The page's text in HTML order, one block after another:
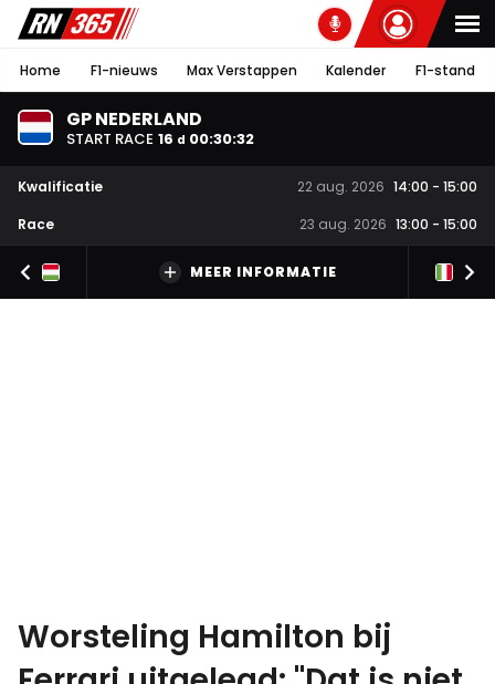
Home F1-nieuws Max Verstappen Kalender F1-stand
GP NEDERLAND
START RACE 16 d 00:30:31
Kwalificatie 22 aug. 2026 14:00 - 15:00
Race
23 aug. 2026 13:00 - 15:00
MEER INFORMATIE
Worsteling Hamilton bij